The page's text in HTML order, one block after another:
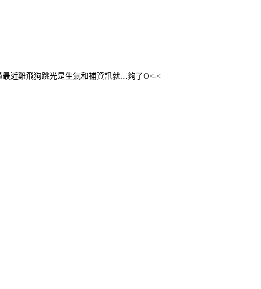
近雞飛狗跳光是生氣和補資訊就…夠了O<-<